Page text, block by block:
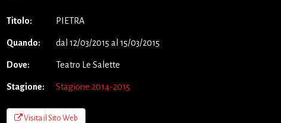
Titolo: PIETRA
Quando: dal 12/03/2015 al 15/03/2015
Dove: Teatro Le Salette
Stagione: Stagione 2014-2015
Visita il Sito Web